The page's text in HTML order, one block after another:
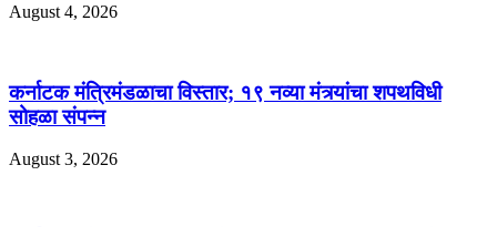
August 4, 2026
कर्नाटक मंत्रिमंडळाचा विस्तार; १९ नव्या मंत्र्यांचा शपथविधी
सोहळा संपन्न
August 3, 2026